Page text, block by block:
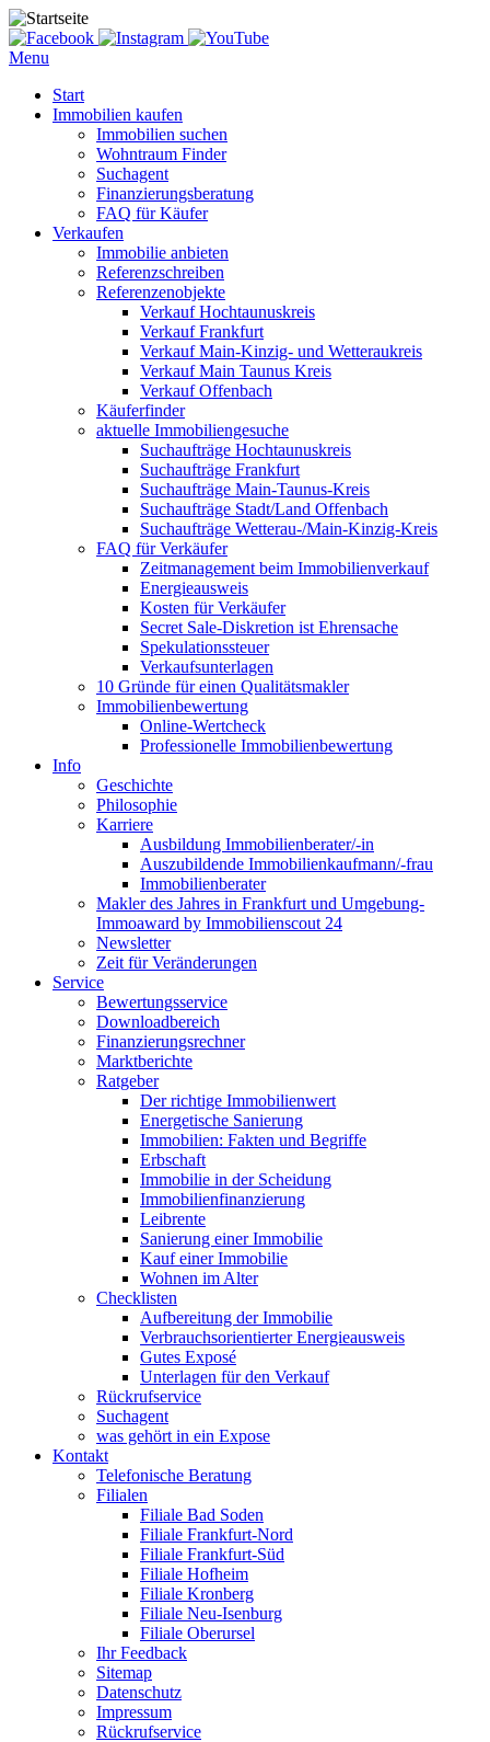
Menu
Start
Immobilien kaufen
Immobilien suchen
Wohntraum Finder
Suchagent
Finanzierungsberatung
FAQ für Käufer
Verkaufen
Immobilie anbieten
Referenzschreiben
Referenzenobjekte
Verkauf Hochtaunuskreis
Verkauf Frankfurt
Verkauf Main-Kinzig- und Wetteraukreis
Verkauf Main Taunus Kreis
Verkauf Offenbach
Käuferfinder
aktuelle Immobiliengesuche
Suchaufträge Hochtaunuskreis
Suchaufträge Frankfurt
Suchaufträge Main-Taunus-Kreis
Suchaufträge Stadt/Land Offenbach
Suchaufträge Wetterau-/Main-Kinzig-Kreis
FAQ für Verkäufer
Zeitmanagement beim Immobilienverkauf
Energieausweis
Kosten für Verkäufer
Secret Sale-Diskretion ist Ehrensache
Spekulationssteuer
Verkaufsunterlagen
10 Gründe für einen Qualitätsmakler
Immobilienbewertung
Online-Wertcheck
Professionelle Immobilienbewertung
Info
Geschichte
Philosophie
Karriere
Ausbildung Immobilienberater/-in
Auszubildende Immobilienkaufmann/-frau
Immobilienberater
Makler des Jahres in Frankfurt und Umgebung-
Immoaward by Immobilienscout 24
Newsletter
Zeit für Veränderungen
Service
Bewertungsservice
Downloadbereich
Finanzierungsrechner
Marktberichte
Ratgeber
Der richtige Immobilienwert
Energetische Sanierung
Immobilien: Fakten und Begriffe
Erbschaft
Immobilie in der Scheidung
Immobilienfinanzierung
Leibrente
Sanierung einer Immobilie
Kauf einer Immobilie
Wohnen im Alter
Checklisten
Aufbereitung der Immobilie
Verbrauchsorientierter Energieausweis
Gutes Exposé
Unterlagen für den Verkauf
Rückrufservice
Suchagent
was gehört in ein Expose
Kontakt
Telefonische Beratung
Filialen
Filiale Bad Soden
Filiale Frankfurt-Nord
Filiale Frankfurt-Süd
Filiale Hofheim
Filiale Kronberg
Filiale Neu-Isenburg
Filiale Oberursel
Ihr Feedback
Sitemap
Datenschutz
Impressum
Rückrufservice